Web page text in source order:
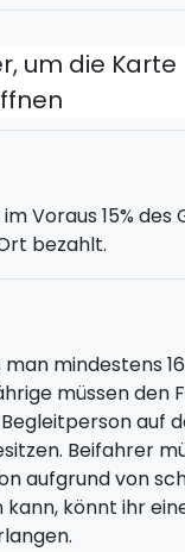
um die Karte
Voraus 15%
bezahlt.
mindestens
müssen den
auf
Beifahrer
aufgrund von
könnt ihr